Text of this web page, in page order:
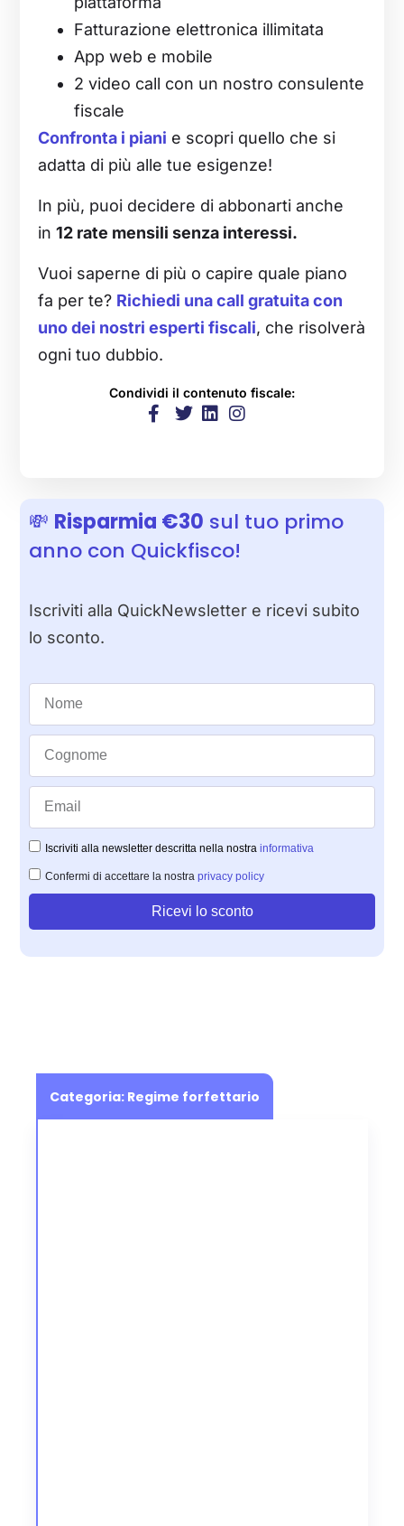
Fatturazione elettronica illimitata
App web e mobile
2 video call con un nostro consulente
fiscale
Confronta i piani e scopri quello che si
adatta di più alle tue esigenze!
In più, puoi decidere di abbonarti anche
in12 rate mensili senza interessi.
Vuoi saperne di più o capire quale piano
fa per te? Richiedi una call gratuita con
uno dei nostri esperti fiscali, che risolverà
ogni tuo dubbio.
Condividi il contenuto fiscale:
💸 Risparmia €30 sul tuo primo
anno con Quickfisco!
Iscriviti alla QuickNewsletter e ricevi subito
lo sconto.
Iscriviti alla newsletter descritta nella nostrainformativa
Confermi di accettare la nostraprivacy policy
Ricevi lo sconto
Categoria: Regime forfettario